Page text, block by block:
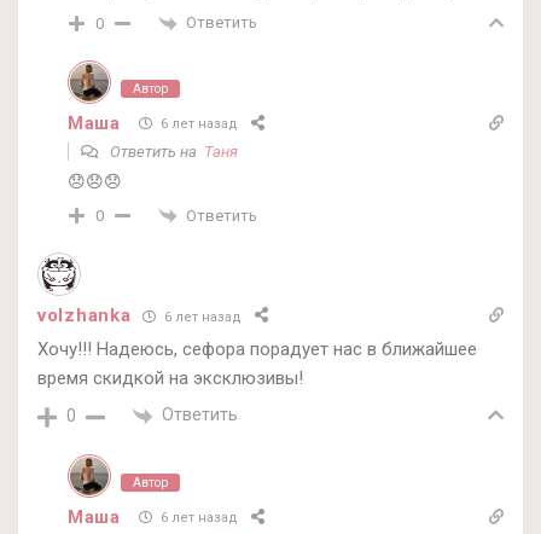
0 Ответить
Автор
Маша 6 лет назад
Ответить на Таня
😞😞😞
0 Ответить
volzhanka 6 лет назад
Хочу!!! Надеюсь, сефора порадует нас в ближайшее
время скидкой на эксклюзивы!
0 Ответить
Автор
Маша 6 лет назад